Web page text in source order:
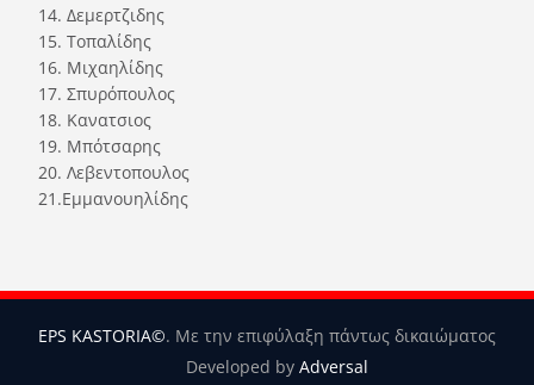
14. Δεμερτζιδης
15. Τοπαλίδης
16. Μιχαηλίδης
17. Σπυρόπουλος
18. Κανατσιος
19. Μπότσαρης
20. Λεβεντοπουλος
21.Εμμανουηλίδης
EPS KASTORIA©. Με την επιφύλαξη πάντως δικαιώματος
Developed by Adversal